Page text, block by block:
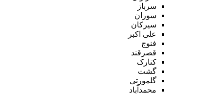
سرباز
سوران
سیرکان
علی اکبر
فنوج
قصرقند
کنارک
گشت
گلمورتی
محمدآباد